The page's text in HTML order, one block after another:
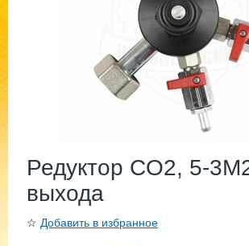
Редуктор CO2, 5-
выхода
☆ Добавить в избранное